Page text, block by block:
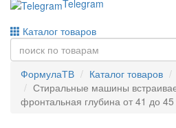
Telegram
Каталог товаров
ФормулаТВ Каталог товаров
Стиральные машины
фронтальная глубина от 41 до